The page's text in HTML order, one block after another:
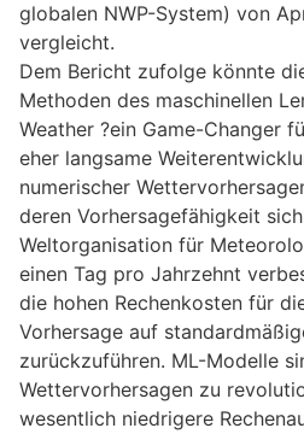
globalen NWP-System) von
vergleicht.
Dem Bericht zufolge könnte
Methoden des maschinellen
Weather ?ein Game-Changer
eher langsame
numerischer
deren Vorhersagefähigkeit
Weltorganisation für
einen Tag pro Jahrzehnt
die hohen Rechenkosten für
Vorhersage auf
zurückzuführen. ML-Modelle
Wettervorhersagen zu
wesentlich niedrigere